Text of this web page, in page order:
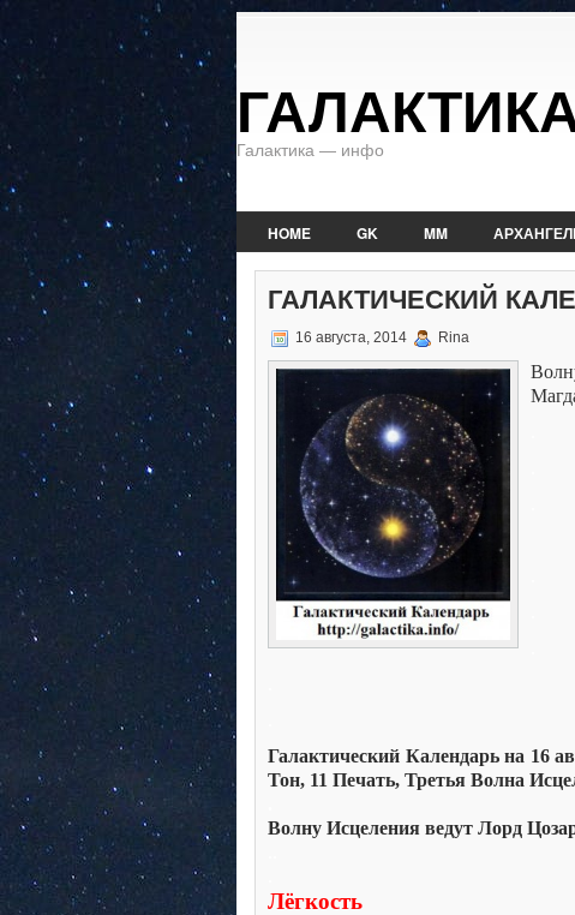
Галактика — инфо
HOME GK MM
ГАЛАКТИЧЕСКИЙ
16 августа, 2014 Rina
Галактический Календарь на 16
Тон, 11 Печать, Третья Волна
Волну Исцеления ведут Лорд
Лёгкость